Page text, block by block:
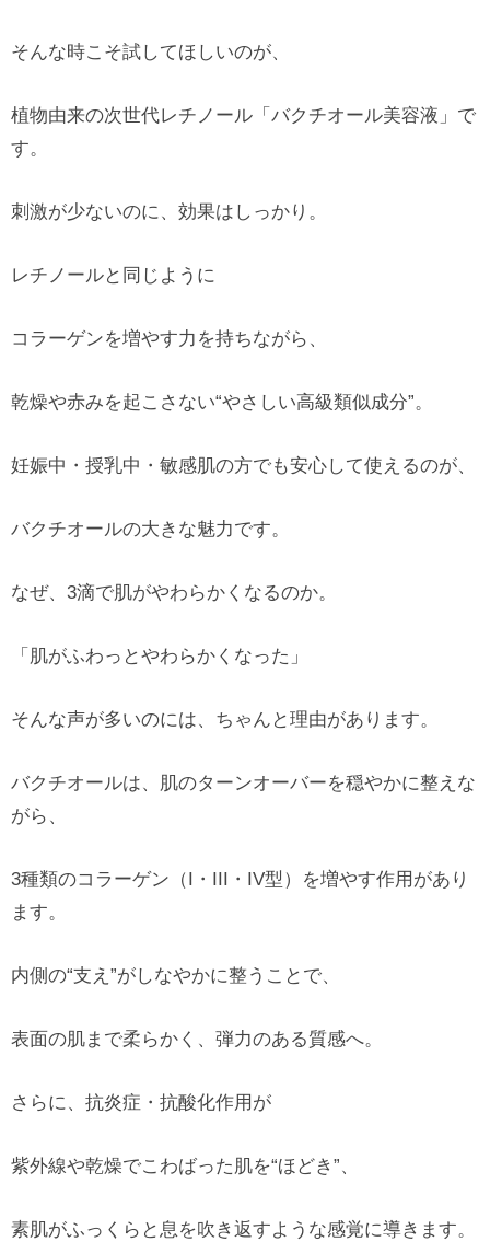
そんな時こそ試してほしいのが、
植物由来の次世代レチノール「バクチオール美容液」で
す。
刺激が少ないのに、効果はしっかり。
レチノールと同じように
コラーゲンを増やす力を持ちながら、
乾燥や赤みを起こさない“やさしい高級類似成分”。
妊娠中・授乳中・敏感肌の方でも安心して使えるのが、
バクチオールの大きな魅力です。
なぜ、3滴で肌がやわらかくなるのか。
「肌がふわっとやわらかくなった」
そんな声が多いのには、ちゃんと理由があります。
バクチオールは、肌のターンオーバーを穏やかに整えな
がら、
3種類のコラーゲン（I・III・IV型）を増やす作用があり
ます。
内側の“支え”がしなやかに整うことで、
表面の肌まで柔らかく、弾力のある質感へ。
さらに、抗炎症・抗酸化作用が
紫外線や乾燥でこわばった肌を“ほどき”、
素肌がふっくらと息を吹き返すような感覚に導きます。